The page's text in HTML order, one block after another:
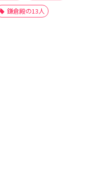
鎌倉殿の13人